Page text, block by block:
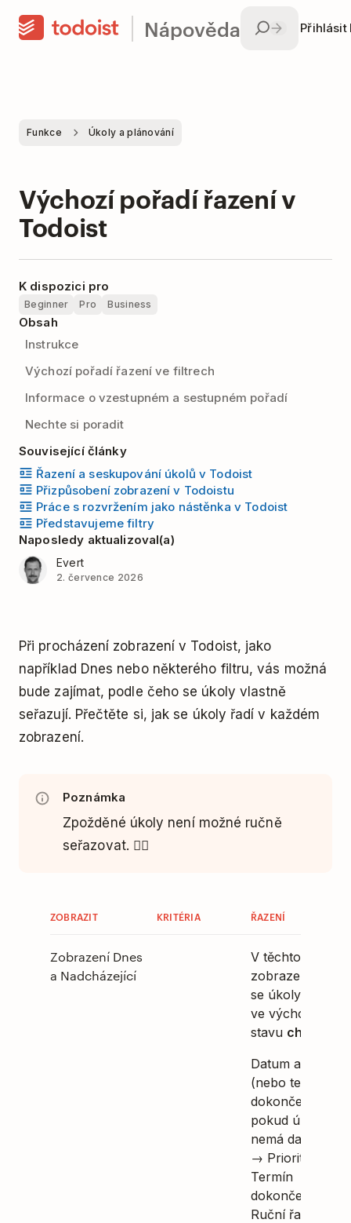
Nápověda Přihlásit
Funkce Úkoly a plánování
Výchozí pořadí řazení v
Todoist
K dispozici pro
Beginner Pro Business
Obsah
Instrukce
Výchozí pořadí řazení ve filtrech
Informace o vzestupném a sestupném pořadí
Nechte si poradit
Související články
Řazení a seskupování úkolů v Todoist
Přizpůsobení zobrazení v Todoistu
Práce s rozvržením jako nástěnka v Todoist
Představujeme filtry
Naposledy aktualizoval(a)
Evert
2. července 2026
Při procházení zobrazení v Todoist, jako
například Dnes nebo některého filtru, vás možná
bude zajímat, podle čeho se úkoly vlastně
seřazují. Přečtěte si, jak se úkoly řadí v každém
zobrazení.
Poznámka
Zpožděné úkoly není možné ručně
seřazovat. 🙅‍♀️
ZOBRAZIT KRITÉRIA ŘAZENÍ
Zobrazení Dnes
a Nadcházející
V těchto
zobrazeních
se úkoly řadí
ve výchozím
stavu chytře
Datum a čas
(nebo termín
dokončení,
pokud úkol
nemá datum)
→ Priorita →
Termín
dokončení →
Ruční řazení